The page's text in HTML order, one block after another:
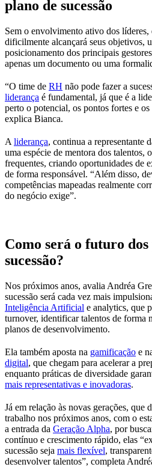
plano de sucessão
Sem o envolvimento ativo dos líderes,
dificilmente alcançará seus objetivos,
posicionamento dos principais
apenas um documento ou uma
“O time de RH não pode fazer a
liderança é fundamental, já que é a
perto o potencial, os pontos fortes e os
explica Bianca.
A liderança, continua a representante
uma espécie de mentora dos talentos,
frequentes, criando oportunidades de
de forma responsável. “Além disso,
competências mapeadas realmente
do negócio exige”.
Como será o futuro dos
sucessão?
Nos próximos anos, avalia Andréa
sucessão será cada vez mais
Inteligência Artificial e analytics, que
turnover, identificar talentos de forma
planos de desenvolvimento.
Ela também aposta na gamificação e
digital, que chegam para acelerar a
enquanto práticas de diversidade
mais representativas e inovadoras.
Já em relação às novas gerações, que
trabalho nos próximos anos, com o
a entrada da Geração Alpha, por
contínuo e crescimento rápido, elas
sucessão seja mais flexível,
desenvolver talentos”, completa